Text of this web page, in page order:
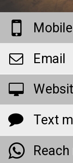
Mobile
Email
Text